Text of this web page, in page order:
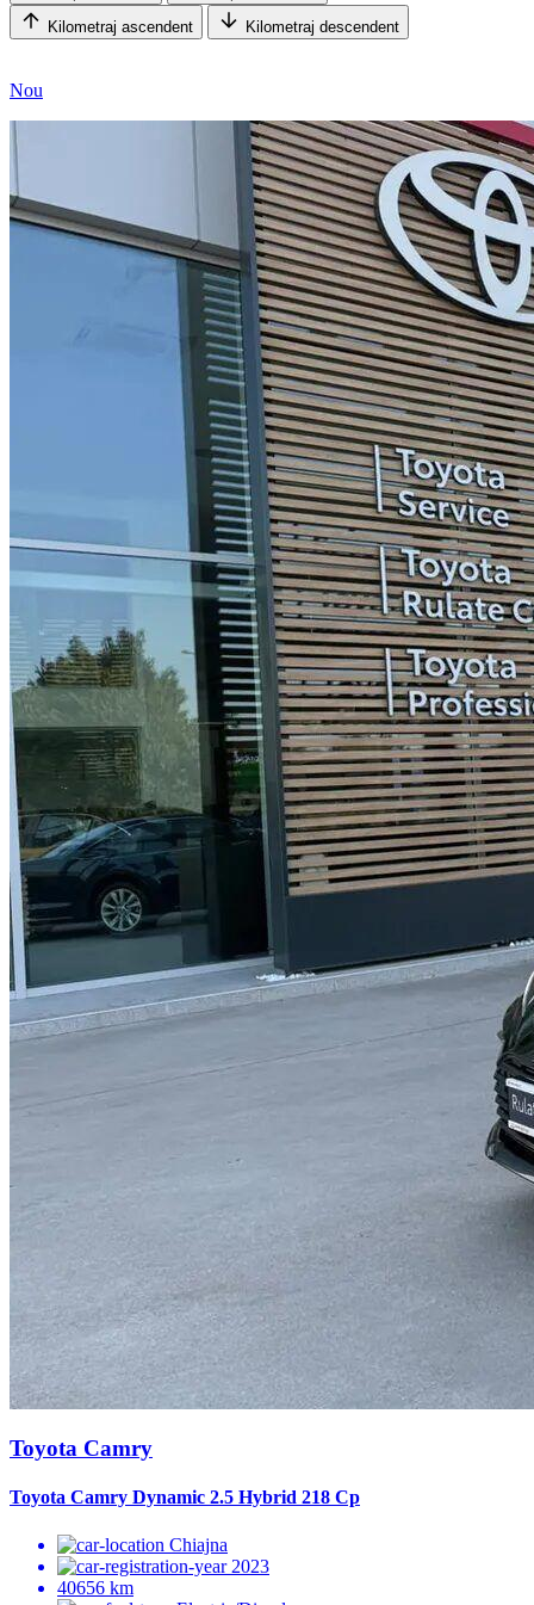
Kilometraj ascendent
Kilometraj descendent
Nou
Toyota Camry
Toyota Camry Dynamic 2.5 Hybrid 218 Cp
Chiajna
2023
40656 km